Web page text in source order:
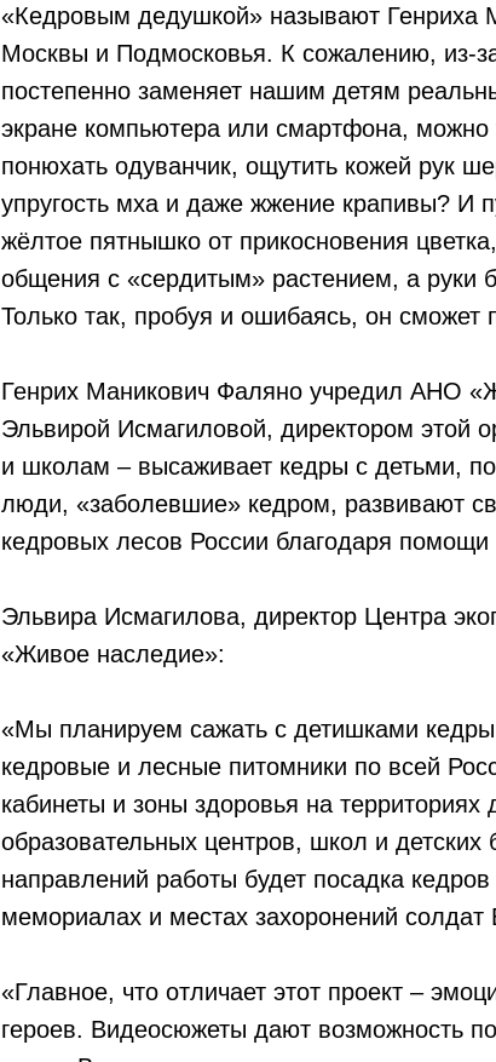
«Кедровым дедушкой» называют Генриха
Москвы и Подмосковья. К сожалению, из-
постепенно заменяет нашим детям
экране компьютера или смартфона,
понюхать одуванчик, ощутить кожей рук
упругость мха и даже жжение крапивы? И
жёлтое пятнышко от прикосновения
общения с «сердитым» растением, а руки
Только так, пробуя и ошибаясь, он
Генрих Маникович Фаляно учредил АНО
Эльвирой Исмагиловой, директором этой
и школам – высаживает кедры с детьми,
люди, «заболевшие» кедром, развивают
кедровых лесов России благодаря помощи
Эльвира Исмагилова, директор Центра
«Живое наследие»:
«Мы планируем сажать с детишками кедры
кедровые и лесные питомники по всей
кабинеты и зоны здоровья на территориях
образовательных центров, школ и
направлений работы будет посадка
мемориалах и местах захоронений
«Главное, что отличает этот проект –
героев. Видеосюжеты дают возможность